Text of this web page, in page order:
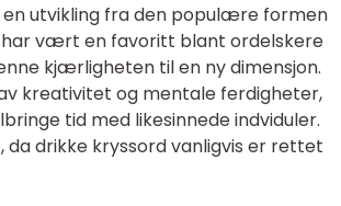
en utvikling fra den populære formen
har vært en favoritt blant ordelskere
kjærligheten til en ny dimensjon.
kreativitet og mentale ferdigheter,
tid med likesinnede indviduler.
drikke kryssord vanligvis er rettet